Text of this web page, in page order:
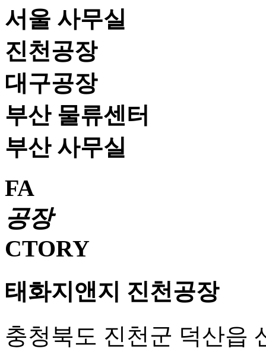
서울 사무실
진천공장
대구공장
부산 물류센터
부산 사무실
FA
공장
CTORY
태화지앤지 진천공장
충청북도 진천군 덕산읍